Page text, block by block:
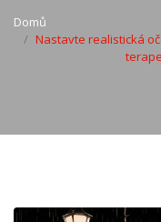
Domů
Nastavte realistická